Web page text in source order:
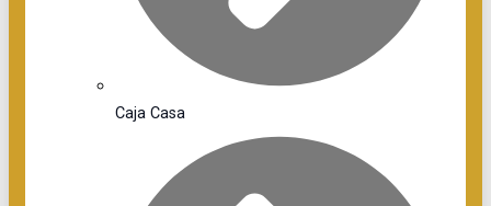
Caja Casa